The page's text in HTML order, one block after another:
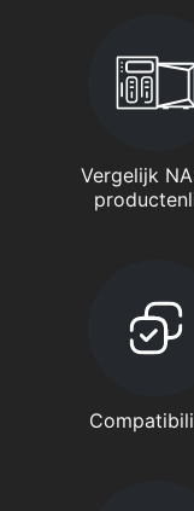
Vergelijk